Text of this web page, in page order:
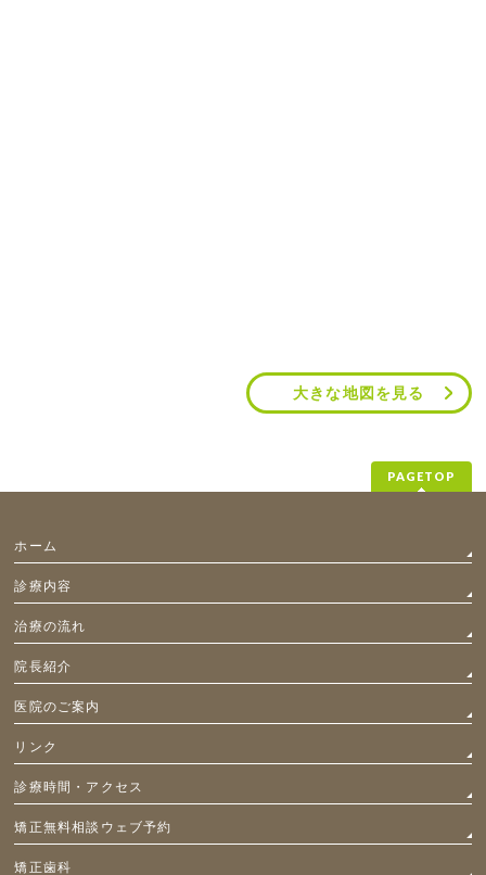
大きな地図を見る
PAGETOP
ホーム
診療内容
治療の流れ
院長紹介
医院のご案内
リンク
診療時間・アクセス
矯正無料相談ウェブ予約
矯正歯科